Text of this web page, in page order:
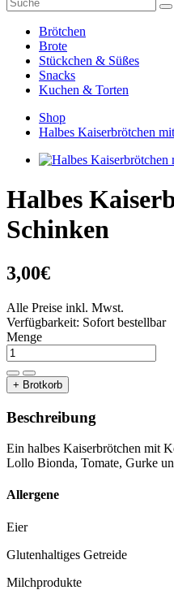
Brötchen
Brote
Stückchen & Süßes
Snacks
Kuchen & Torten
Shop
Halbes Kaiserbrötchen
Halbes
Schinken
3,00€
Alle Preise inkl. Mwst.
Verfügbarkeit: Sofort bestellbar
Menge
+ Brotkorb
Beschreibung
Ein halbes Kaiserbrötchen mit
Lollo Bionda, Tomate, Gurke
Allergene
Eier
Glutenhaltiges Getreide
Milchprodukte